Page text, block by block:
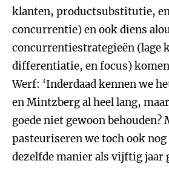
klanten, productsubstitutie,
concurrentie) en ook diens
concurrentiestrategieën (lage
differentiatie, en focus)
Werf: ‘Inderdaad kennen we
en Mintzberg al heel lang,
goede niet gewoon behouden?
pasteuriseren we toch ook nog
dezelfde manier als vijftig jaar